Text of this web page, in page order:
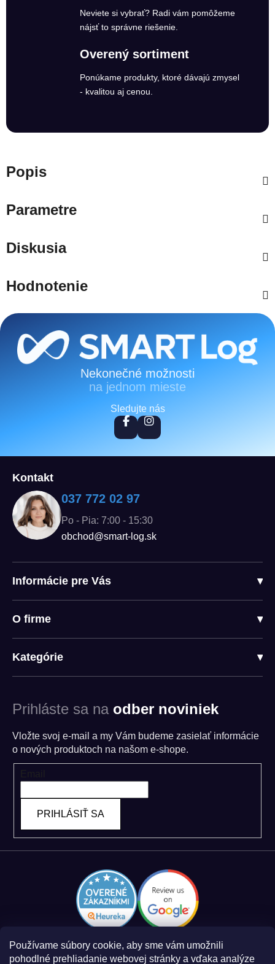
Používame súbory cookie, aby sme vám umožnili
pohodlné prehliadanie webovej stránky a vďaka analýze
Neviete si vybrať? Radi vám pomôžeme
nájsť to správne riešenie.
Overený sortiment
Ponúkame produkty, ktoré dávajú zmysel
- kvalitou aj cenou.
Popis
Parametre
Diskusia
Hodnotenie
Zápätie
Nekonečné možnosti
na jednom mieste
Sledujte nás
Kontakt
037 772 02 97
Po - Pia: 7:00 - 15:30
obchod@smart-log.sk
Informácie pre Vás ▾
O firme ▾
Kategórie ▾
Prihláste sa na odber noviniek
Vložte svoj e-mail a my Vám budeme zasielať informácie
o nových produktoch na našom e-shope.
PRIHLÁSIŤ SA